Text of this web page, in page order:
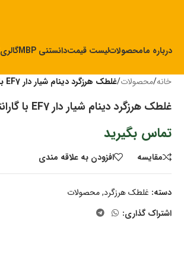
درباره مامحصولاتلیست قیمتدانستنی MBP گالری
خانه/محصولات/غلطک هرزگرد دینام شیار دار EF7 با گارانتی
غلطک هرزگرد دینام شیار دار EF7 با گارانتی
تماس بگیرید
مقايسه افزودن به علاقه مندی
دسته: غلطک هرزگرد, محصولات
اشتراک گذاری: